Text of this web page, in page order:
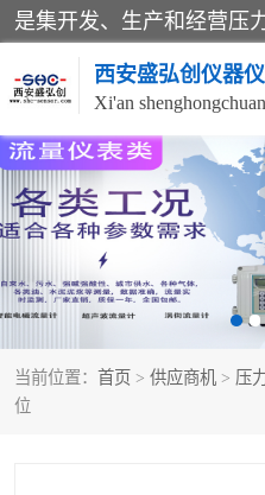
西安盛弘创仪器
当前位置： 首页 > 供应商机 > 压
位
称重传感器
压力变送器
液位变送器
位移传感器